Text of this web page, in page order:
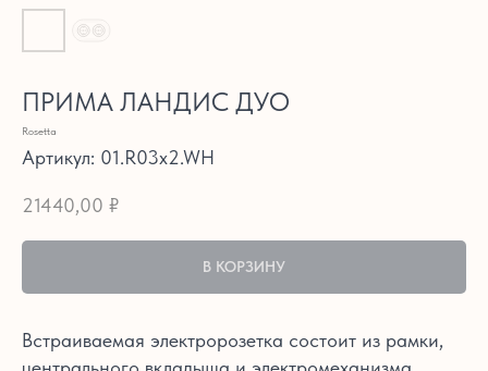
ПРИМА ЛАНДИС ДУО
Rosetta
Артикул: 01.R03x2.WH
21440,00 ₽
В КОРЗИНУ
Встраиваемая электророзетка состоит из рамки,